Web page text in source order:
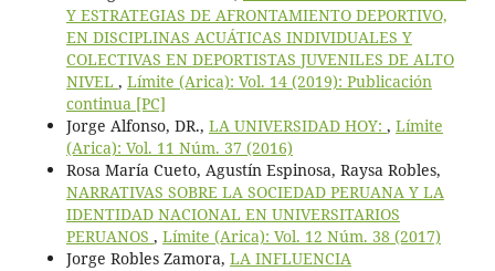
Y ESTRATEGIAS DE AFRONTAMIENTO DEPORTIVO,
EN DISCIPLINAS ACUÁTICAS INDIVIDUALES Y
COLECTIVAS EN DEPORTISTAS JUVENILES DE ALTO
NIVEL , Límite (Arica): Vol. 14 (2019): Publicación
continua [PC]
Jorge Alfonso, DR., LA UNIVERSIDAD HOY: , Límite
(Arica): Vol. 11 Núm. 37 (2016)
Rosa María Cueto, Agustín Espinosa, Raysa Robles,
NARRATIVAS SOBRE LA SOCIEDAD PERUANA Y LA
IDENTIDAD NACIONAL EN UNIVERSITARIOS
PERUANOS , Límite (Arica): Vol. 12 Núm. 38 (2017)
Jorge Robles Zamora, LA INFLUENCIA